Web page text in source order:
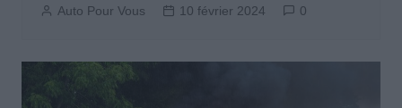
Auto Pour Vous 10 février 2024 0